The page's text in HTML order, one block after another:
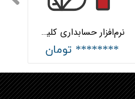
نرم‌افزار حسابداری کلینیک زیبایی جامع هلو APEX
******** تومان